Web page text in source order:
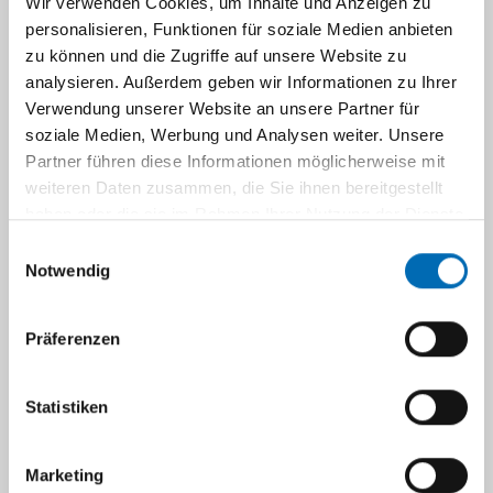
personalisieren, Funktionen für soziale Medien anbieten
zu können und die Zugriffe auf unsere Website zu
analysieren. Außerdem geben wir Informationen zu Ihrer
Verwendung unserer Website an unsere Partner für
soziale Medien, Werbung und Analysen weiter. Unsere
Partner führen diese Informationen möglicherweise mit
weiteren Daten zusammen, die Sie ihnen bereitgestellt
Notwendig
Präferenzen
Statistiken
Marketing
Graduiertenkolleg
Navigation
Pathophysiologie und
Pathobiochemie für
Pharmazeuten
Bitte die Anmeldung für die Vorlesung
Pharmazie ab. 5 Semester.._ über HIS_LSF
durchführen. Über den weiteren Verlauf
werden wir Sie nach Ihrer Anmeldung per
Mail informieren.